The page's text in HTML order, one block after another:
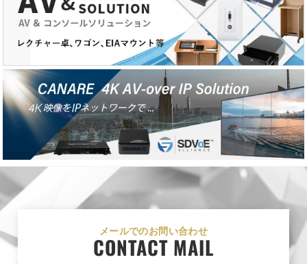
メールでのお問い合わせ
CONTACT MAIL